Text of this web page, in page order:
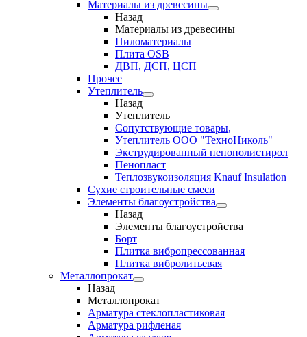
Материалы из древесины
Назад
Материалы из древесины
Пиломатериалы
Плита OSB
ДВП, ДСП, ЦСП
Прочее
Утеплитель
Назад
Утеплитель
Сопутствующие товары,
Утеплитель ООО "ТехноНиколь"
Экструдированный пенополистирол
Пенопласт
Теплозвукоизоляция Knauf Insulation
Сухие строительные смеси
Элементы благоустройства
Назад
Элементы благоустройства
Борт
Плитка вибропрессованная
Плитка вибролитьевая
Металлопрокат
Назад
Металлопрокат
Арматура стеклопластиковая
Арматура рифленая